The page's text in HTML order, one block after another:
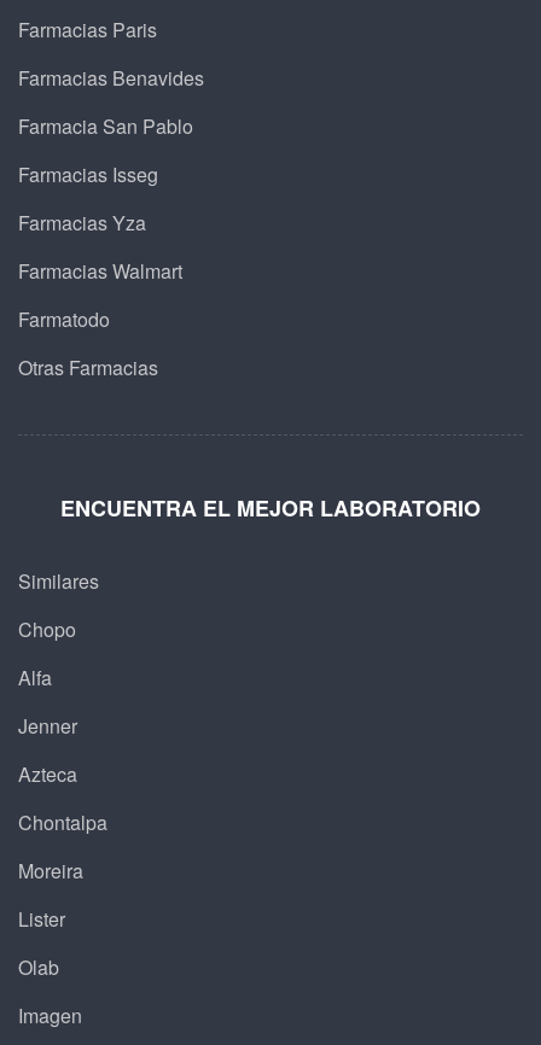
Farmacias Paris
Farmacias Benavides
Farmacia San Pablo
Farmacias Isseg
Farmacias Yza
Farmacias Walmart
Farmatodo
Otras Farmacias
ENCUENTRA EL MEJOR LABORATORIO
Similares
Chopo
Alfa
Jenner
Azteca
Chontalpa
Moreira
Lister
Olab
Imagen